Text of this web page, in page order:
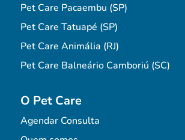
Pet Care Pacaembu (SP)
Pet Care Tatuapé (SP)
Pet Care Animália (RJ)
Pet Care Balneário Camboriú (SC)
O Pet Care
Agendar Consulta